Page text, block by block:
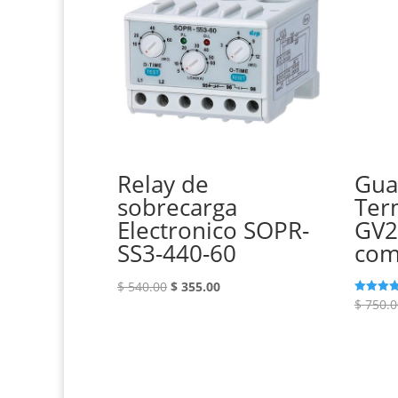
Relay de
sobrecarga
Electronico SOPR-
SS3-440-60
$540.00 El
$ 355.00El
Valorado
con
$